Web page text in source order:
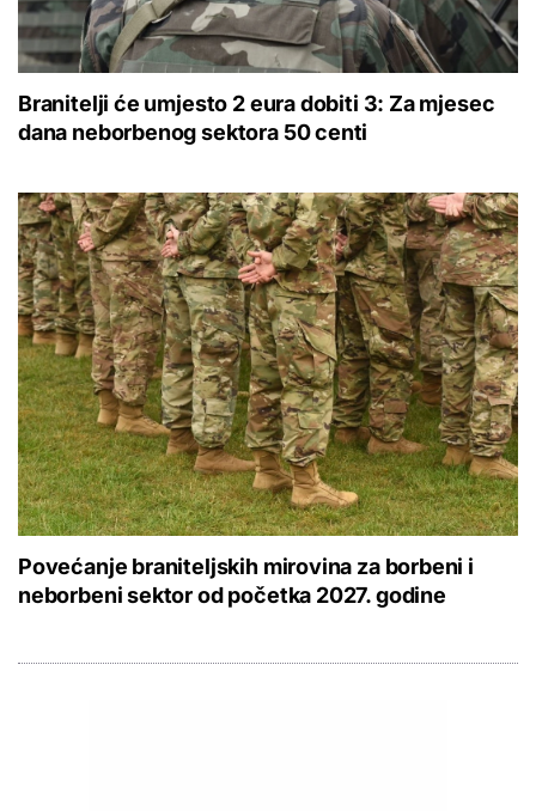
Branitelji će umjesto 2 eura dobiti 3: Za mjesec
dana neborbenog sektora 50 centi
Povećanje braniteljskih mirovina za borbeni i
neborbeni sektor od početka 2027. godine